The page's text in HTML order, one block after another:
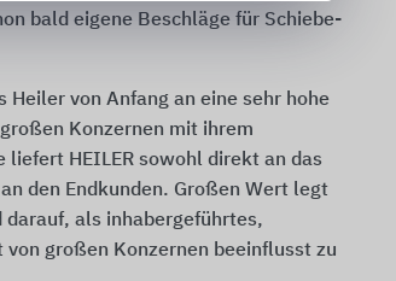
bald eigene Beschläge für Schiebe-
von Anfang an eine sehr hohe
Konzernen mit ihrem
HEILER sowohl direkt an das
den Endkunden. Großen Wert legt
darauf, als inhabergeführtes,
großen Konzernen beeinflusst zu